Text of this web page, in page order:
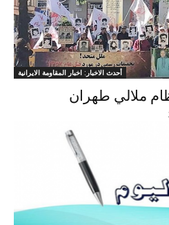
أحدث الاخبار: اخبار المقاومة الايرانية
ملالي طهران